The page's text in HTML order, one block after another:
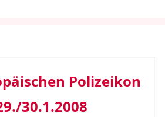
Polizeikon
30.1.2008